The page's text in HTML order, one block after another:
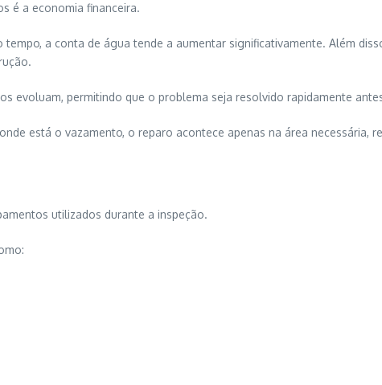
é a economia financeira.
a conta de água tende a aumentar significativamente. Além
evoluam, permitindo que o problema seja resolvido rapidamente
está o vazamento, o reparo acontece apenas na área necessária,
utilizados durante a inspeção.